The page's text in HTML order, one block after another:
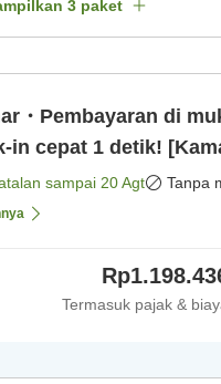
3 paket
・Pembayaran di
in cepat 1 detik!
sampai 20 Agt Tanpa
Termasuk pajak &